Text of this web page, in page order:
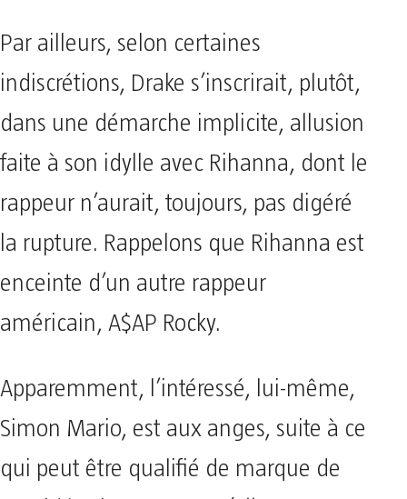
Par ailleurs, selon certaines
indiscrétions, Drake s’inscrirait, plutôt,
dans une démarche implicite, allusion
faite à son idylle avec Rihanna, dont le
rappeur n’aurait, toujours, pas digéré
la rupture. Rappelons que Rihanna est
enceinte d’un autre rappeur
américain, A$AP Rocky.
Apparemment, l’intéressé, lui-même,
Simon Mario, est aux anges, suite à ce
qui peut être qualifié de marque de